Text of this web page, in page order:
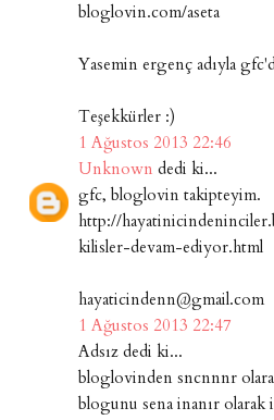
bloglovin.com/aseta
Yasemin ergenç adıyla
Teşekkürler :)
1 Ağustos 2013 22:46
Unknown dedi ki...
gfc, bloglovin takipteyim.
http://
kilisler-devam-ediyor.html
hayaticindenn@gmail.com
1 Ağustos 2013 22:47
Adsız dedi ki...
bloglovinden sncnnnr
blogunu sena inanır olarak